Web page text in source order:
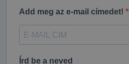
Add meg az e-mail címedet!
Írd be a neved